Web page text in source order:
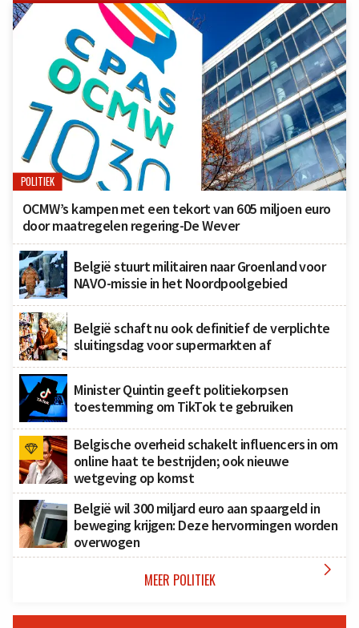
POLITIEK
OCMW’s kampen met een tekort van 605 miljoen euro
door maatregelen regering-De Wever
België stuurt militairen naar Groenland voor
NAVO-missie in het Noordpoolgebied
België schaft nu ook definitief de verplichte
sluitingsdag voor supermarkten af
Minister Quintin geeft politiekorpsen
toestemming om TikTok te gebruiken
Belgische overheid schakelt influencers in om
online haat te bestrijden; ook nieuwe
wetgeving op komst
België wil 300 miljard euro aan spaargeld in
beweging krijgen: Deze hervormingen worden
overwogen
MEER POLITIEK 